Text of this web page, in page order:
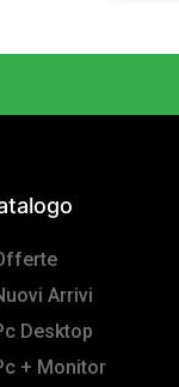
Arrivi
Desktop
+ Monitor